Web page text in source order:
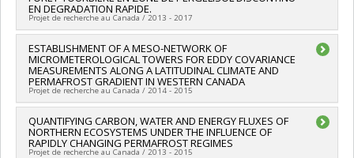
Grant programs:
EN DEGRADATION RAPIDE.
Projet de recherche au Canada / 2013 - 2017
Lead researcher : Oliver Sonnentag
Co-researchers :Timothy R Moore
Funding sources:FRQNT/Fonds de recherche du Québec -
Nature et technologies (FQRNT)
Grant programs:PV113724-(PR) Projets de recherche en
équipe (et possibilité d'équipement la première année)
ESTABLISHMENT OF A MESO-NETWORK OF
MICROMETEROLOGICAL TOWERS FOR EDDY COVARIANCE
MEASUREMENTS ALONG A LATITUDINAL CLIMATE AND
PERMAFROST GRADIENT IN WESTERN CANADA
Projet de recherche au Canada / 2014 - 2015
Lead researcher :Oliver Sonnentag
Funding sources:FCI/Fondation canadienne pour l'innovation
Grant programs:
QUANTIFYING CARBON, WATER AND ENERGY FLUXES OF
NORTHERN ECOSYSTEMS UNDER THE INFLUENCE OF
RAPIDLY CHANGING PERMAFROST REGIMES
Projet de recherche au Canada / 2013 - 2015